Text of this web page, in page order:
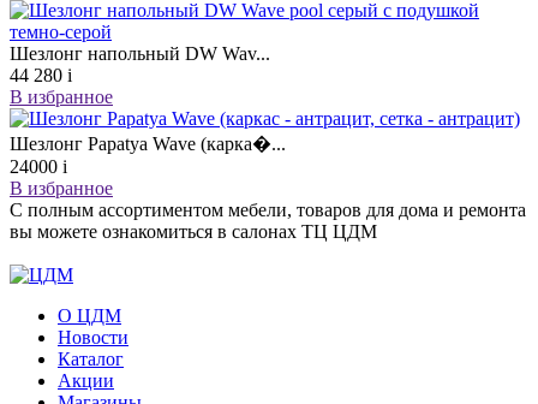
Шезлонг напольный DW Wav...
44 280 i
В избранное
Шезлонг Papatya Wave (карка�...
24000 i
В избранное
С полным ассортиментом мебели, товаров для дома и ремонта
вы можете ознакомиться в салонах ТЦ ЦДМ
О ЦДМ
Новости
Каталог
Акции